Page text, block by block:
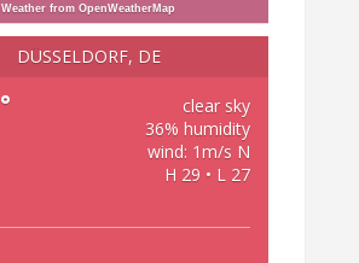
Weather from OpenWeatherMap
DÜSSELDORF, DE
°
clear sky
36% humidity
wind: 1m/s N
H 29 • L 27